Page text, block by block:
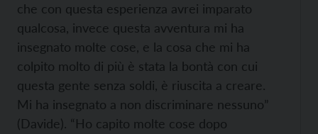
che con questa esperienza avrei imparato
qualcosa, invece questa avventura mi ha
insegnato molte cose, e la cosa che mi ha
colpito molto di più è stata la bontà con cui
questa gente senza soldi, è riuscita a creare.
Mi ha insegnato a non discriminare nessuno”
(Davide). “Ho capito molte cose dopo